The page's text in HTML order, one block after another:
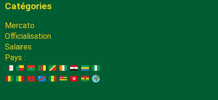
Catégories
Mercato
Officialisation
Salaires
Pays :